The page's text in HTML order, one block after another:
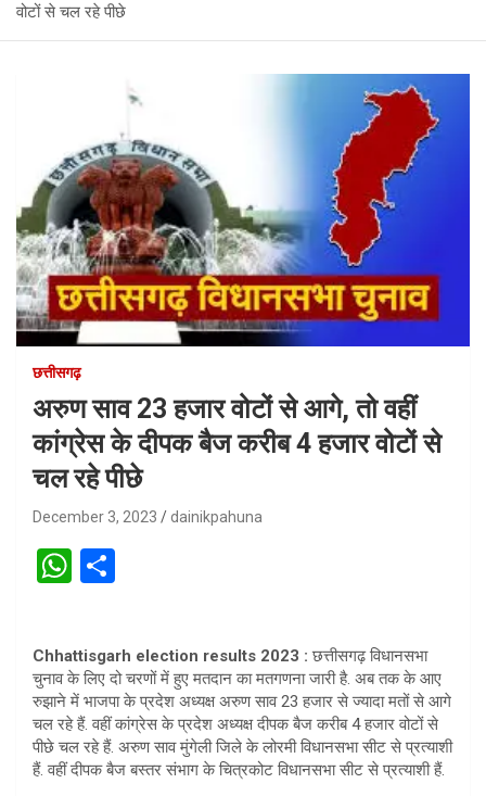
वोटों से चल रहे पीछे
छत्तीसगढ़
अरुण साव 23 हजार वोटों से आगे, तो वहीं
कांग्रेस के दीपक बैज करीब 4 हजार वोटों से
चल रहे पीछे
December 3, 2023 dainikpahuna
W
s
A
p
p
e
Chhattisgarh election results 2023 :छत्तीसगढ़ विधानसभा
चुनाव के लिए दो चरणों में हुए मतदान का मतगणना जारी है. अब तक के आए
रुझाने में भाजपा के प्रदेश अध्यक्ष अरुण साव 23 हजार से ज्यादा मतों से आगे
चल रहे हैं. वहीं कांग्रेस के प्रदेश अध्यक्ष दीपक बैज करीब 4 हजार वोटों से
पीछे चल रहे हैं. अरुण साव मुंगेली जिले के लोरमी विधानसभा सीट से प्रत्याशी
हैं. वहीं दीपक बैज बस्तर संभाग के चित्रकोट विधानसभा सीट से प्रत्याशी हैं.